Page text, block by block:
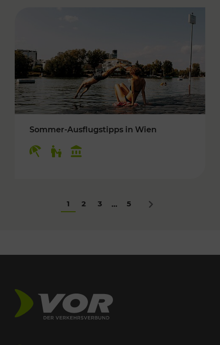
Sommer-Ausflugstipps in Wien
1 2 3 ... 5 Nächstes